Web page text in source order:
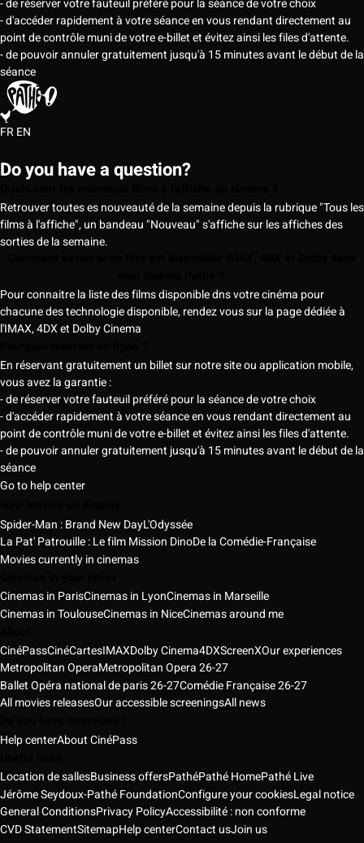
- de réserver votre fauteuil préféré pour la séance de votre choix
- d'accéder rapidement à votre séance en vous rendant directement au
point de contrôle muni de votre e-billet et évitez ainsi les files d'attente.
- de pouvoir annuler gratuitement jusqu'à 15 minutes avant le début de la
séance
FREN
Do you have a question?
Retrouver toutes es nouveauté de la semaine depuis la rubrique "Tous les
films à l'affiche", un bandeau "Nouveau" s'affiche sur les affiches des
sorties de la semaine.
Pour connaitre la liste des films disponible dns votre cinéma pour
chacune des technologie disponible, rendez vous sur la page dédiée à
l'IMAX, 4DX et Dolby Cinema
En réservant gratuitement un billet sur notre site ou application mobile,
vous avez la garantie :
- de réserver votre fauteuil préféré pour la séance de votre choix
- d'accéder rapidement à votre séance en vous rendant directement au
point de contrôle muni de votre e-billet et évitez ainsi les files d'attente.
- de pouvoir annuler gratuitement jusqu'à 15 minutes avant le début de la
séance
Go to help center
Spider-Man : Brand New DayL'Odyssée
La Pat' Patrouille : Le film Mission DinoDe la Comédie-Française
Movies currently in cinemas
Cinemas in ParisCinemas in LyonCinemas in Marseille
Cinemas in ToulouseCinemas in NiceCinemas around me
CinéPassCinéCartesIMAXDolby Cinema4DXScreenXOur experiences
Metropolitan OperaMetropolitan Opera 26-27
Ballet Opéra national de paris 26-27Comédie Française 26-27
All movies releasesOur accessible screeningsAll news
Help centerAbout CinéPass
Location de sallesBusiness offersPathéPathé HomePathé Live
Jérôme Seydoux-Pathé FoundationConfigure your cookiesLegal notice
General ConditionsPrivacy PolicyAccessibilité : non conforme
CVD StatementSitemapHelp centerContact usJoin us